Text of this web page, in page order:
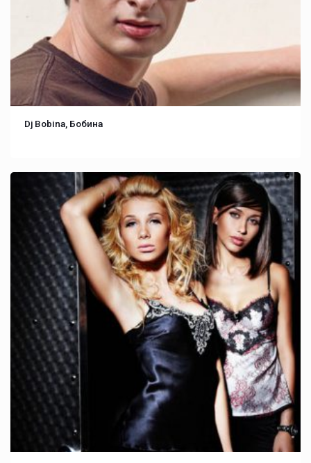
Dj Bobina, Бобина